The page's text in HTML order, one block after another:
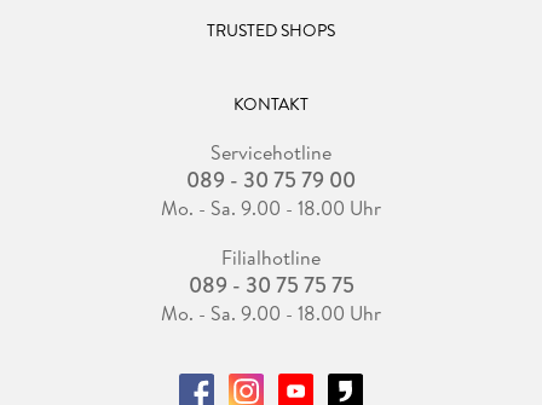
TRUSTED SHOPS
KONTAKT
Servicehotline
089 - 30 75 79 00
Mo. - Sa. 9.00 - 18.00 Uhr
Filialhotline
089 - 30 75 75 75
Mo. - Sa. 9.00 - 18.00 Uhr